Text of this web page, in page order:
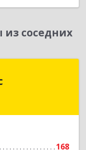
соседних
168
Устюг г,